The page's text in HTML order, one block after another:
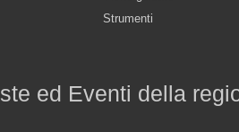
Strumenti
ed Eventi della